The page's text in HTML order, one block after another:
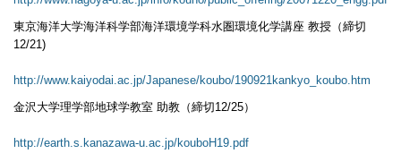
東京海洋大学海洋科学部海洋環境学科水圏環境化学講座 教授（締切
12/21)
http://www.kaiyodai.ac.jp/Japanese/koubo/190921kankyo_koubo.htm
金沢大学理学部地球学教室 助教（締切12/25）
http://earth.s.kanazawa-u.ac.jp/kouboH19.pdf